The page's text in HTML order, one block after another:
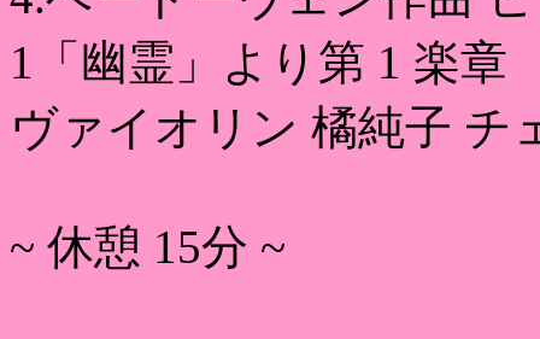
1「幽霊」より第 1 楽章
ヴァイオリン 橘純子 チ
~ 休憩 15分 ~